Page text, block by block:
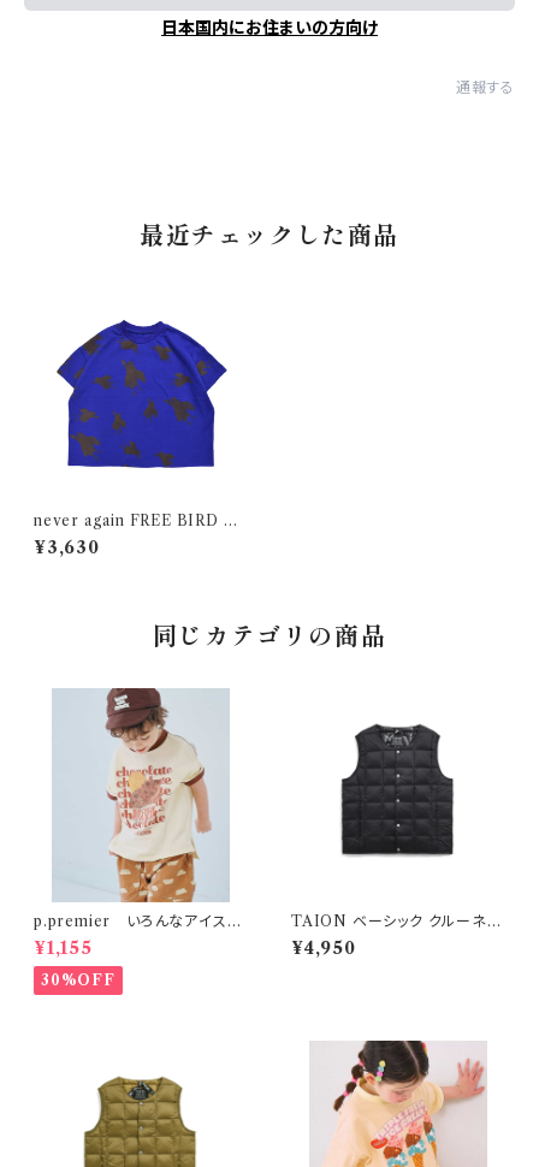
日本国内にお住まいの方向け
通報する
最近チェックした商品
never again FREE BIRD T
シャツ
¥3,630
同じカテゴリの商品
p.premier いろんなアイスち
ょーだいグラフィックリンガーT
シャツ ブラウン
¥1,155
30%OFF
TAION ベーシック クルーネッ
ク インナーダウンベスト ブラッ
ク
¥4,950